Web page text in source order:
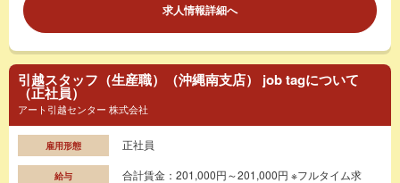
求人情報詳細へ
引越スタッフ（生産職）（沖縄南支店） job tagについて
（正社員）
アート引越センター 株式会社
雇用形態 正社員
給与
合計賃金：201,000円～201,000円 ※フルタイム求